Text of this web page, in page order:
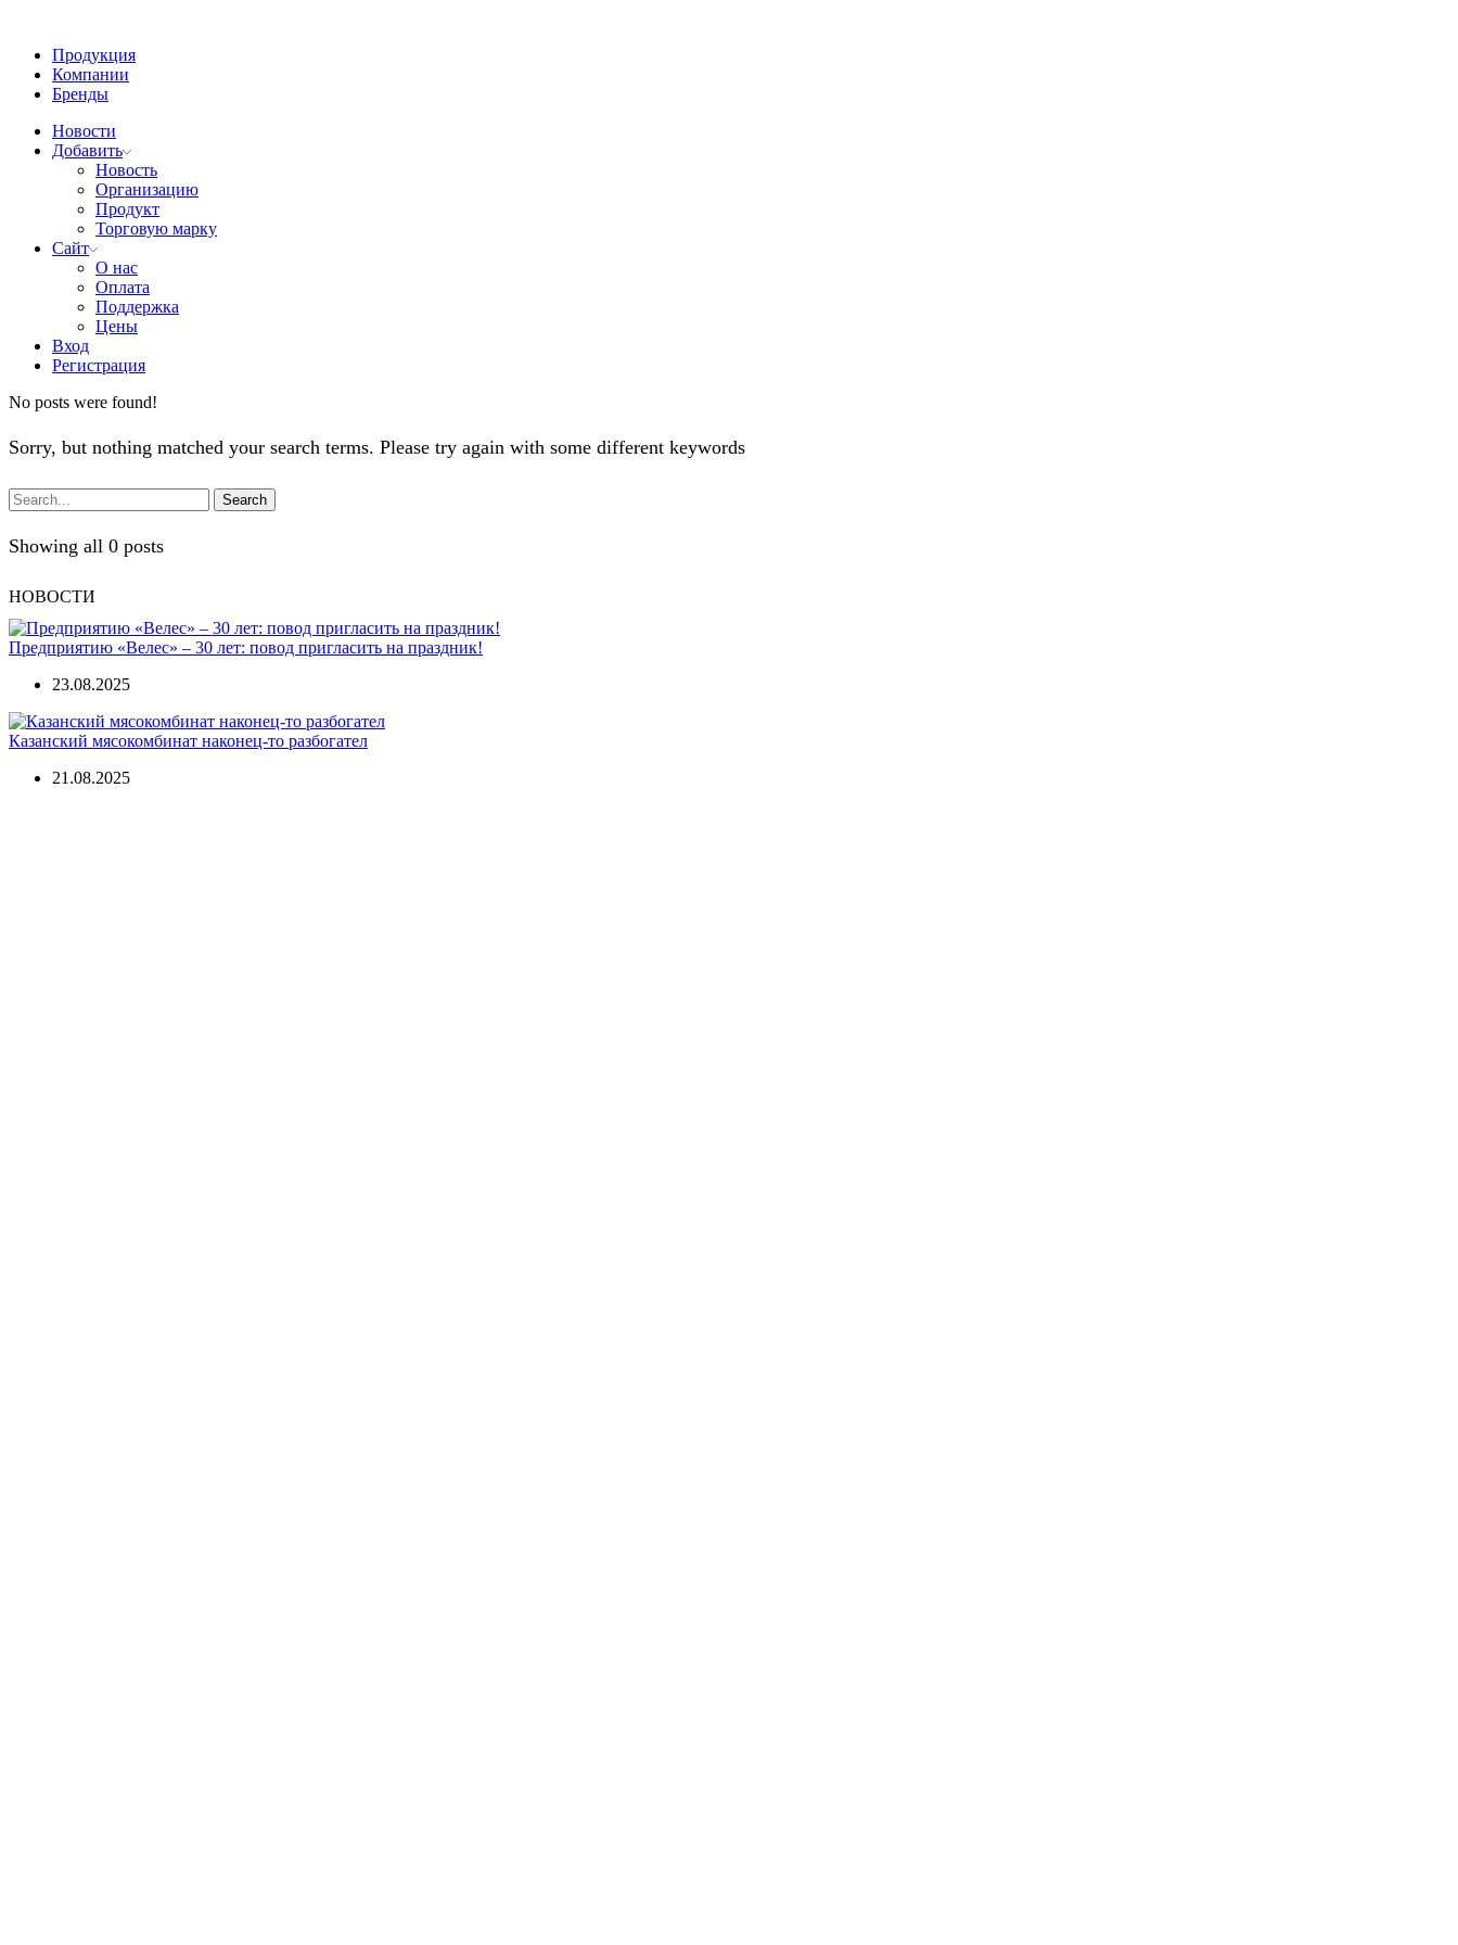
Продукция
Компании
Бренды
Новости
Добавить
Новость
Организацию
Продукт
Торговую марку
Сайт
О нас
Оплата
Поддержка
Цены
Вход
Регистрация
No posts were found!
Sorry, but nothing matched your search terms. Please try again with some different keywords
Search
Showing all 0 posts
НОВОСТИ
Предприятию «Велес» – 30 лет: повод пригласить на праздник!
23.08.2025
Казанский мясокомбинат наконец-то разбогател
21.08.2025